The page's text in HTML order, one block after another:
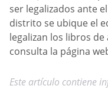
ser legalizados ante
distrito se ubique el
legalizan los libros
consulta la página
Este artículo contiene